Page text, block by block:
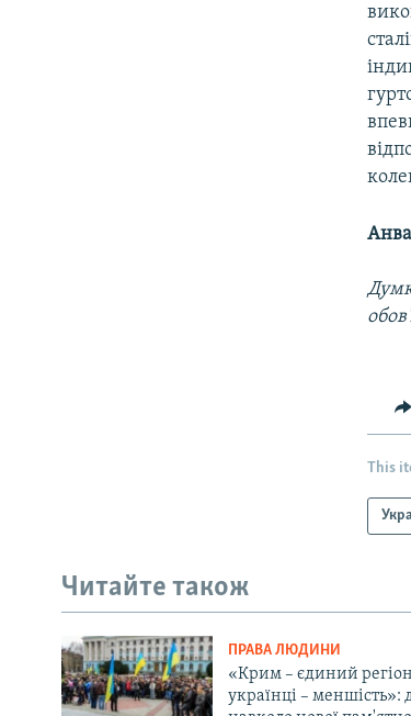
This
Читайте також
ПРАВА ЛЮДИНИ
«Крим – єдиний
українці – меншість»: